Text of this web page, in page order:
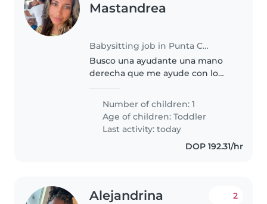
Mastandrea
Babysitting job in Punta Cana
Busco una ayudante una mano
derecha que me ayude con lo
sola con mi bebé de 2 años y mi
esposo se la pasa trabajando.
Mientras yo estoy en casa
necesito..
Number of children: 1
Age of children:Toddler
Last activity: today
DOP 192.31/hr
Alejandrina 2